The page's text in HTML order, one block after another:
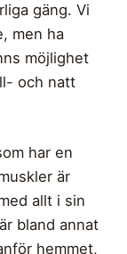
gäng. Vi
men ha
möjlighet
och natt
har en
är
allt i sin
bland annat
hemmet,